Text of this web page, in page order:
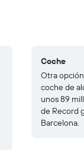
Coche
Otra
coche de
unos 89
de Record
Barcelona.